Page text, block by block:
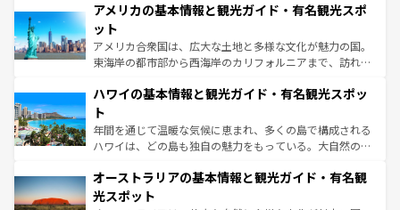
ンツ一覧を参照してほしい。
の建物がそのまま残る町や、スイスならではのユニークな
博物館もあり、アルプス観光だけでなく町歩きも満喫する
ことができる。国民の所得が高いため物価も高いが、旅行
者向けの交通パス提供のサービスもあり、うまく活用すれ
着のスイス情報はコンテンツ一覧を参照してほしい。
アメリカの基本情報と観光ガイド・有名観光スポ
ット
アメリカ合衆国は、広大な土地と多様な文化が魅力の国。
東海岸の都市部から西海岸のカリフォルニアまで、訪れる
のような巨大都市は、観光、ショッピング、エンターテイ
ンメントが詰まった刺激的なスポットだ。一方、アメリカ
西部には大自然が広がり、グランドキャニオンやイエロー
ストーン国立公園といった絶景が堪能できる。さらに、南
文化が魅力。旅行者はアメリカの各地域で異なる魅力を楽
しみながら、その多様性と豊かな歴史を感じることができ
るだろう。車でのロードトリップや列車の旅も、アメリカ
ハワイの基本情報と観光ガイド・有名観光スポッ
ト
年間を通じて温暖な気候に恵まれ、多くの島で構成される
ハワイは、どの島も独自の魅力をもっている。大自然の神
ワイ島は見逃せない。また、定番の観光地といえばオアフ
島だが、静かな自然を求めるならマウイ島やカウアイ島が
オーストラリアの基本情報と観光ガイド・有名観
光スポット